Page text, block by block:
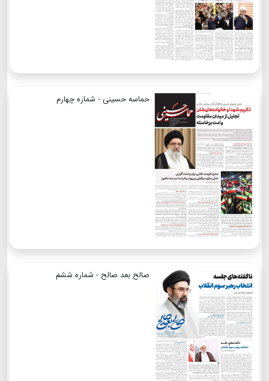
حماسه حسینی - شماره چهارم
صالح بعد صالح - شماره ششم